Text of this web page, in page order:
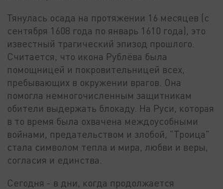
Тянулась осада на протяжении 16 месяцев (с
сентября 1608 года по январь 1610 года), это
известный трагический эпизод прошлого.
Считается, что икона Рублёва была
помощницей и покровительницей всех,
пребывающих в окружении врагов. Она
помогла немногочисленным защитникам
обители выдержать блокаду. На Руси, которая
в то время была охвачена междоусобными
войнами, предательством и злобой, "Троица"
стала символом тепла и мира, любви и веры,
согласия и единства.
Сегодня - в дни, когда продолжается